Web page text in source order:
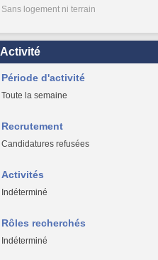
Sans logement ni terrain
Activité
Période d'activité
Toute la semaine
Recrutement
Candidatures refusées
Activités
Indéterminé
Rôles recherchés
Indéterminé